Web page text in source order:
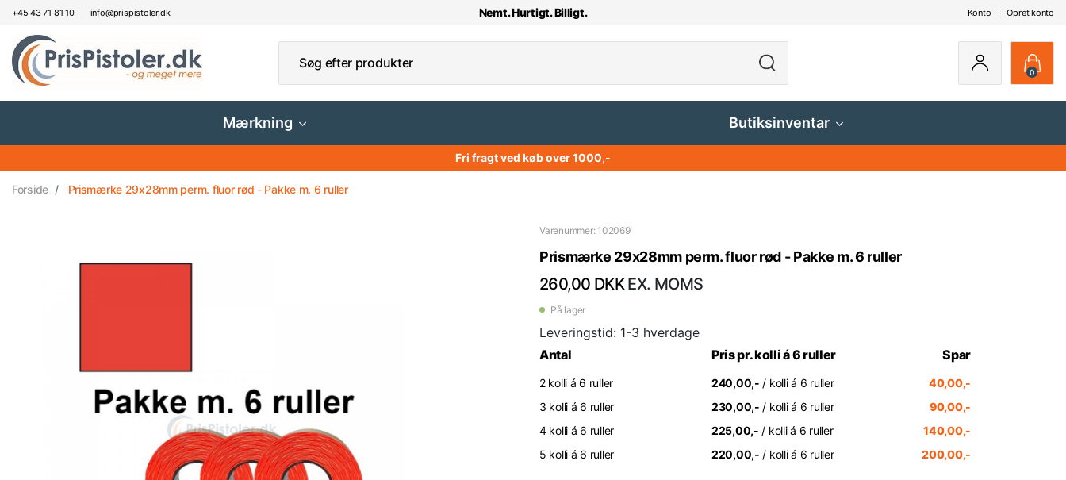
+45 43 71 81 10 info@prispistoler.dk Nemt. Hurtigt. Billigt. Konto Opret konto
0
Mærkning Butiksinventar
Fri fragt ved køb over 1000,-
Forside Prismærke 29x28mm perm. fluor rød - Pakke m. 6 ruller
Varenummer: 102069
Prismærke 29x28mm perm. fluor rød - Pakke m. 6 ruller
260,00 DKK EX. MOMS
På lager
Leveringstid: 1-3 hverdage
Antal
Pris pr. kolli á 6 ruller Spar
2 kolli á 6 ruller 240,00,- / kolli á 6 ruller
40,00,-
3 kolli á 6 ruller
230,00,- / kolli á 6 ruller
90,00,-
4 kolli á 6 ruller
225,00,- / kolli á 6 ruller
140,00,-
5 kolli á 6 ruller
220,00,- / kolli á 6 ruller 200,00,-